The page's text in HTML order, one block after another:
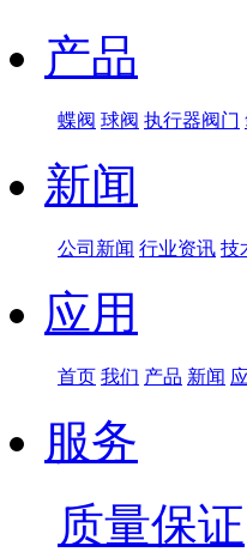
产品
蝶阀 球阀 执行器阀门
新闻
公司新闻 行业资讯 技
应用
首页 我们 产品 新闻
服务
质量保证